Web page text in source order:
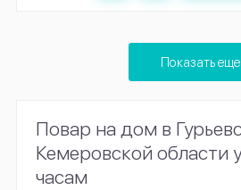
Показать еще
Повар на дом в
Кемеровской области
часам